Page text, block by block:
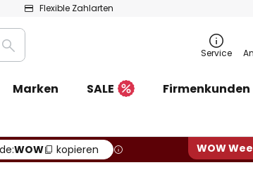
Flexible Zahlarten
Suche Service
Marken SALE Firmenkunden
WOW kopieren WOW